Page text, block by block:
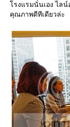
รงแรมนั่นเอง ไลน์
คุณภาพดีทีเดียวล่ะ